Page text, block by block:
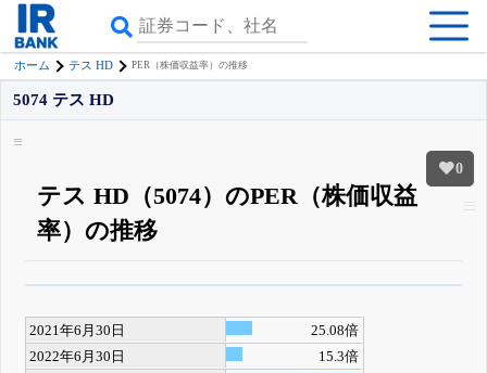
ホーム テス HD PER（株価収益率）の推移
0
5074 テス HD
テス HD（5074）のPER（株価収益
率）の推移
詳しく見られる無料でβ版をはじめる
登録すると永久30%OFFと米株版の先行利用も付きます
2021年6月30日
25.08倍
2022年6月30日
15.3倍